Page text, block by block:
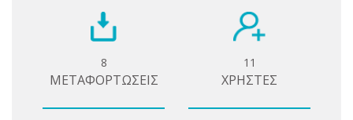
8
ΜΕΤΑΦΟΡΤΩΣΕΙΣ
11
ΧΡΗΣΤΕΣ